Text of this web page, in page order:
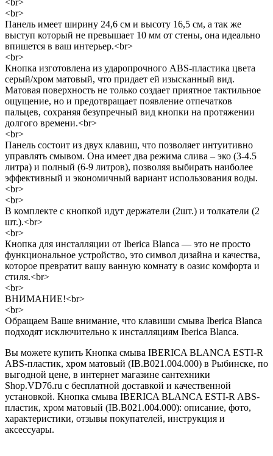
<br>
<br>
Панель имеет ширину 24,6 см и высоту 16,5 см, а так же
выступ который не превышает 10 мм от стены, она идеально
впишется в ваш интерьер.<br>
<br>
Кнопка изготовлена из ударопрочного ABS-пластика цвета
серый/хром матовый, что придает ей изысканный вид.
Матовая поверхность не только создает приятное тактильное
ощущение, но и предотвращает появление отпечатков
пальцев, сохраняя безупречный вид кнопки на протяжении
долгого времени.<br>
<br>
Панель состоит из двух клавиш, что позволяет интуитивно
управлять смывом. Она имеет два режима слива – эко (3-4.5
литра) и полный (6-9 литров), позволяя выбирать наиболее
эффективный и экономичный вариант использования воды.
<br>
<br>
В комплекте с кнопкой идут держатели (2шт.) и толкатели (2
шт.).<br>
<br>
Кнопка для инсталляции от Iberica Blanca — это не просто
функциональное устройство, это символ дизайна и качества,
которое превратит вашу ванную комнату в оазис комфорта и
стиля.<br>
<br>
ВНИМАНИЕ!<br>
<br>
Обращаем Ваше внимание, что клавиши смыва Iberica Blanca
подходят исключительно к инсталляциям Iberica Blanca.
Вы можете купить Кнопка смыва IBERICA BLANCA ESTI-R
ABS-пластик, хром матовый (IB.B021.004.000) в Рыбинске, по
выгодной цене, в интернет магазине сантехники
Shop.VD76.ru с бесплатной доставкой и качественной
установкой. Кнопка смыва IBERICA BLANCA ESTI-R ABS-
пластик, хром матовый (IB.B021.004.000): описание, фото,
характеристики, отзывы покупателей, инструкция и
аксессуары.